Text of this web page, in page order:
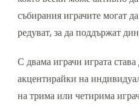
събирания играчите могат
редуват, за да поддържат
С двама играчи играта
акцентирайки на
на трима или четирима